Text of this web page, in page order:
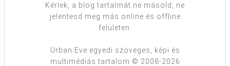
Kérlek, a blog tartalmát ne másold, ne
jelentesd meg más online és offline
felületen.
Urban:Eve egyedi szöveges, képi és
multimédiás tartalom © 2008-2026